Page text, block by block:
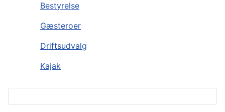
Bestyrelse
Gæsteroer
Driftsudvalg
Kajak